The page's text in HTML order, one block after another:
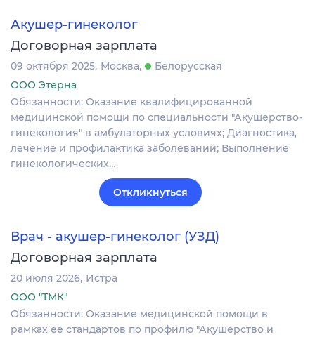
Акушер-гинеколог
Договорная зарплата
09 октября 2025 Москва
Белорусская
ООО Этерна
Обязанности: Оказание квалифицированной
медицинской помощи по специальности "Акушерство-
гинекология" в амбулаторных условиях; Диагностика,
лечение и профилактика заболеваний; Выполнение
гинекологических…
Откликнуться
Врач - акушер-гинеколог (УЗД)
Договорная зарплата
20 июля 2026 Истра
ООО "ТМК"
Обязанности: Оказание медицинской помощи в
рамках ее стандартов по профилю "Акушерство и